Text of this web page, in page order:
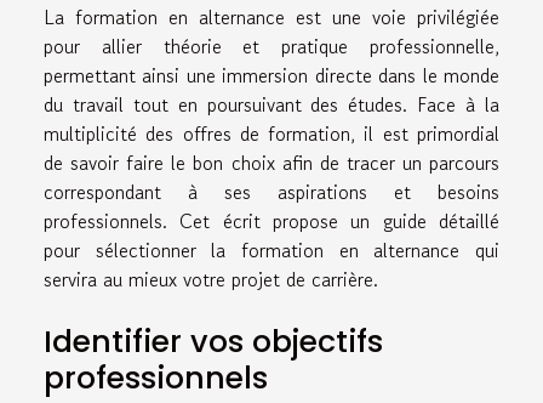
La formation en alternance est une voie privilégiée
pour allier théorie et pratique professionnelle,
permettant ainsi une immersion directe dans le monde
du travail tout en poursuivant des études. Face à la
multiplicité des offres de formation, il est primordial
de savoir faire le bon choix afin de tracer un parcours
correspondant à ses aspirations et besoins
professionnels. Cet écrit propose un guide détaillé
pour sélectionner la formation en alternance qui
servira au mieux votre projet de carrière.
Identifier vos objectifs
professionnels